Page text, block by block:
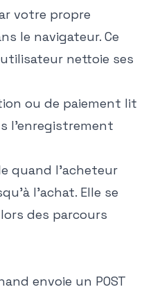
votre propre
le navigateur. Ce
nettoie ses
ou de paiement lit
l'enregistrement
quand l'acheteur
l'achat. Elle se
des parcours
envoie un POST